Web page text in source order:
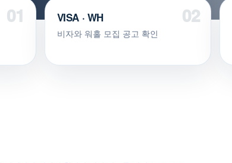
VISA · WH
비자와 워홀 모집 공고 확인